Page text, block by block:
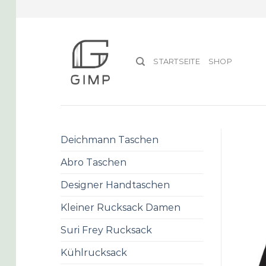
STARTSEITE SHOP
Deichmann Taschen
Abro Taschen
Designer Handtaschen
Kleiner Rucksack Damen
Suri Frey Rucksack
Kühlrucksack